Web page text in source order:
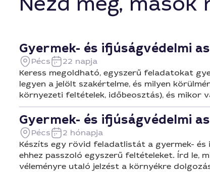
Gyermek- és ifjúságvédelmi
Pécs
22 napja
Keress megoldható, egyszerű feladatokat
legyen a jelölt szakértelme, és milyen
környezeti feltételek, időbeosztás), és mikor
Gyermek- és ifjúságvédelmi
Pécs
2 hónapja
Készíts egy rövid feladatlistát a gyermek- és
ehhez passzoló egyszerű feltételeket. Írd le,
véleményre utaló jelzést a környékre